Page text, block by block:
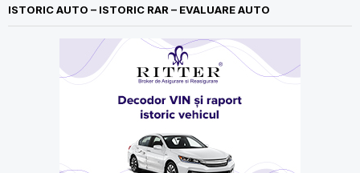
ISTORIC AUTO – ISTORIC RAR – EVALUARE AUTO